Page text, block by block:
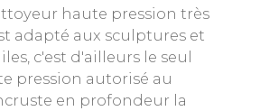
haute pression très
adapté aux sculptures et
c'est d'ailleurs le seul
pression autorisé au
en profondeur la